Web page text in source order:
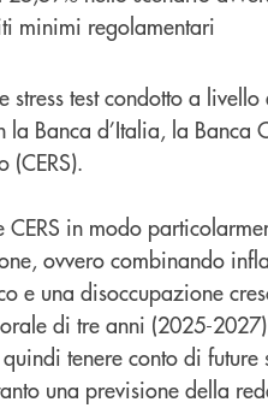
minimi regolamentari
test condotto a
Banca d’Italia, la Banca
(CERS).
CERS in modo
ovvero combinando
e una disoccupazione
di tre anni (2025-
tenere conto di future
una previsione della